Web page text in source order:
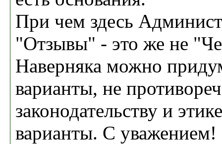
При чем здесь
"Отзывы" - это же не
Наверняка можно
варианты, не
законодательству и
варианты. С уважением!